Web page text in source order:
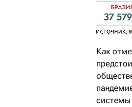
Как
системы